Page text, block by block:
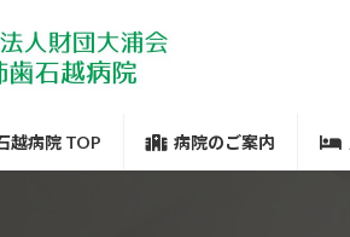
越病院 TOP 病院のご案内